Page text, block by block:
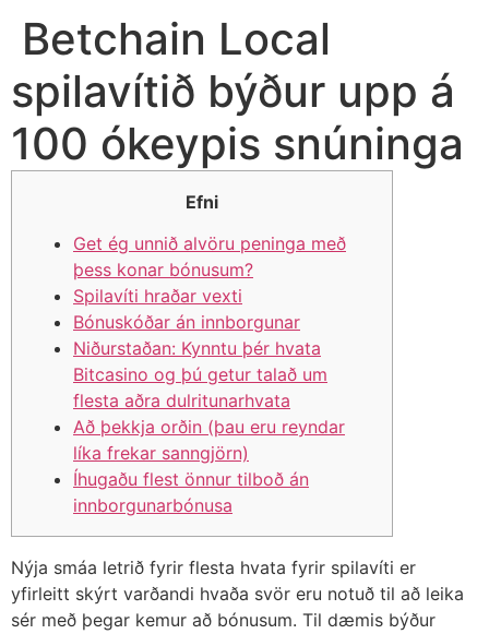
Betchain Local
spilavítið býður upp á
100 ókeypis snúninga
Efni
Get ég unnið alvöru peninga með
þess konar bónusum?
Spilavíti hraðar vexti
Bónuskóðar án innborgunar
Niðurstaðan: Kynntu þér hvata
Bitcasino og þú getur talað um
flesta aðra dulritunarhvata
Að þekkja orðin (þau eru reyndar
líka frekar sanngjörn)
Íhugaðu flest önnur tilboð án
innborgunarbónusa
Nýja smáa letrið fyrir flesta hvata fyrir spilavíti er
yfirleitt skýrt varðandi hvaða svör eru notuð til að leika
sér með þegar kemur að bónusum. Til dæmis býður